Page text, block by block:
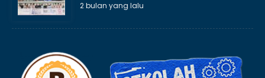
2 bulan yang lalu